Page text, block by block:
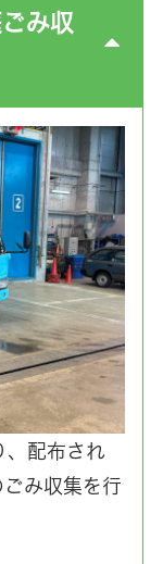
み収
、配布され
み収集を行